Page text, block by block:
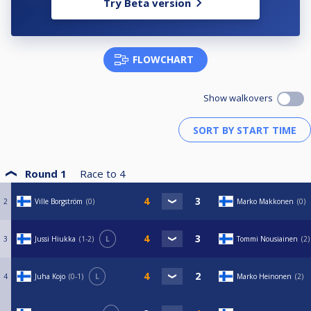
7=5p.
17=1p.
32/16 kaaviolla:
3=9p.
17=3p.
Try Beta version
FLOWCHART
Show walkovers
Round 1 Race to 4
2 Ville Borgström 0 Marko Makkonen 0
3 Jussi Hiukka 1-2 L Tommi Nousiainen 2
4 Juha Kojo 0-1 L Marko Heinonen 2